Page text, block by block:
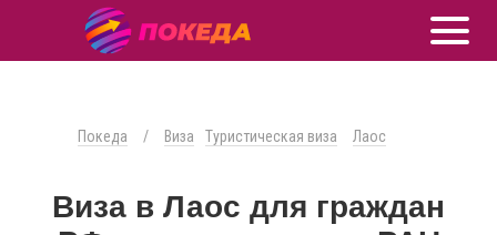
Покеда / Виза Туристическая виза Лаос
Виза в Лаос для граждан